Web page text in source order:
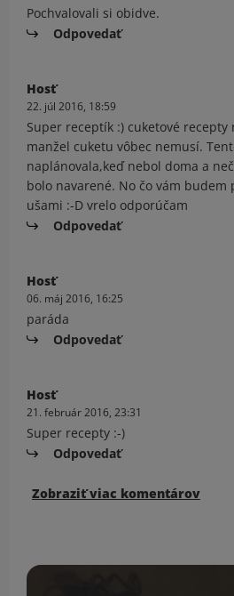
Pochvalovali si obidve.
Odpovedať
Hosť
22. júl 2016, 18:59
Super receptík :) cuketové
manžel cuketu vôbec nemusí.
naplánovala,keď nebol doma a
bolo navarené. No čo vám budem
ušami :-D vrelo odporúčam
Odpovedať
Hosť
06. máj 2016, 16:25
paráda
Odpovedať
Hosť
21. február 2016, 23:31
Super recepty :-)
Odpovedať
Zobraziť viac komentárov